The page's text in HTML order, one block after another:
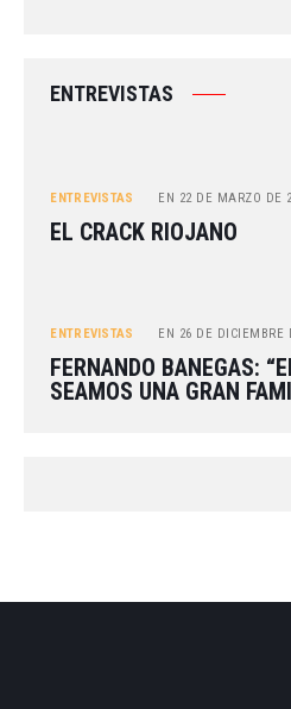
ENTREVISTAS
ENTREVISTAS EN 22 DE MARZO DE
EL CRACK RIOJANO
ENTREVISTAS EN 26 DE DICIEMBRE
FERNANDO BANEGAS:
SEAMOS UNA GRAN